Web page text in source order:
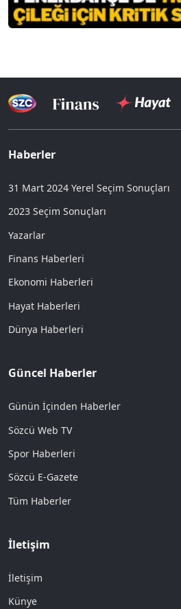
Haberler
31 Mart 2024 Yerel Seçim Sonuçları
2023 Seçim Sonuçları
Yazarlar
Finans Haberleri
Ekonomi Haberleri
Hayat Haberleri
Dünya Haberleri
Güncel Haberler
Günün İçinden Haberler
Sözcü Web TV
Spor Haberleri
Sözcü E-Gazete
Tüm Haberler
İletişim
İletişim
Künye